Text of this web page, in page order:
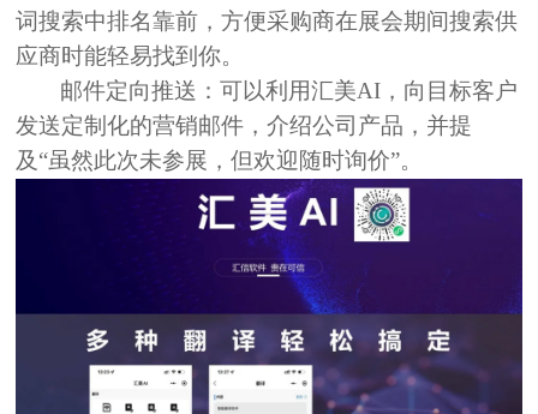
词搜索中排名靠前，方便采购商在展会期间搜索供
应商时能轻易找到你。
邮件定向推送：可以利用汇美AI，向目标客户
发送定制化的营销邮件，介绍公司产品，并提
及“虽然此次未参展，但欢迎随时询价”。